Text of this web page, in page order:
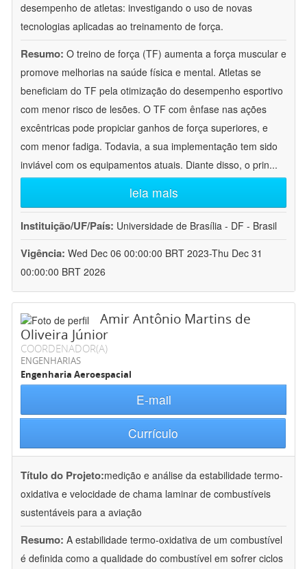
desempenho de atletas: investigando o uso de novas
tecnologias aplicadas ao treinamento de força.
Resumo: O treino de força (TF) aumenta a força muscular e
promove melhorias na saúde física e mental. Atletas se
beneficiam do TF pela otimização do desempenho esportivo
com menor risco de lesões. O TF com ênfase nas ações
excêntricas pode propiciar ganhos de força superiores, e
com menor fadiga. Todavia, a sua implementação tem sido
inviável com os equipamentos atuais. Diante disso, o prin...
leia mais
Instituição/UF/País: Universidade de Brasília - DF - Brasil
Vigência: Wed Dec 06 00:00:00 BRT 2023-Thu Dec 31
00:00:00 BRT 2026
Amir Antônio Martins de
Oliveira Júnior
COORDENADOR(A)
ENGENHARIAS
Engenharia Aeroespacial
E-mail
Currículo
Título do Projeto:medição e análise da estabilidade termo-
oxidativa e velocidade de chama laminar de combustíveis
sustentáveis para a aviação
Resumo: A estabilidade termo-oxidativa de um combustível
é definida como a qualidade do combustível em sofrer ciclos